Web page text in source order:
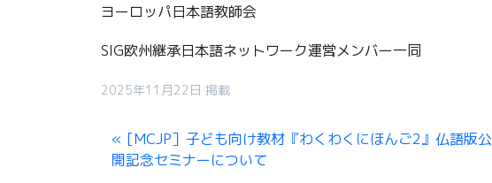
ヨーロッパ日本語教師会
SIG欧州継承日本語ネットワーク運営メンバー一同
2025年11月22日 掲載
[MCJP］子ども向け教材『わくわくにほんご2』仏語版公
開記念セミナーについて